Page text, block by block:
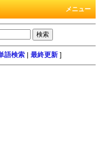
メニュー
語検索 最終更新 ]